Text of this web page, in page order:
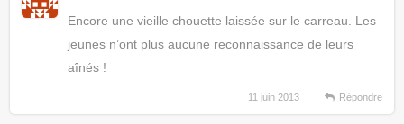
Encore une vieille chouette laissée sur le carreau. Les
jeunes n’ont plus aucune reconnaissance de leurs
aînés !
11 juin 2013 Répondre